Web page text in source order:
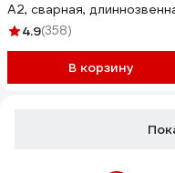
А2, сварная,
4 м 763А2ЦЕПЬ4ММ-4
4.9(358)
В корзину